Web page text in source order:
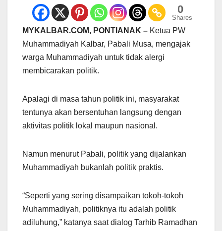
0
Shares
MYKALBAR.COM, PONTIANAK – Ketua PW
Muhammadiyah Kalbar, Pabali Musa, mengajak
warga Muhammadiyah untuk tidak alergi
membicarakan politik.
Apalagi di masa tahun politik ini, masyarakat
tentunya akan bersentuhan langsung dengan
aktivitas politik lokal maupun nasional.
Namun menurut Pabali, politik yang dijalankan
Muhammadiyah bukanlah politik praktis.
“Seperti yang sering disampaikan tokoh-tokoh
Muhammadiyah, politiknya itu adalah politik
adiluhung,” katanya saat dialog Tarhib Ramadhan